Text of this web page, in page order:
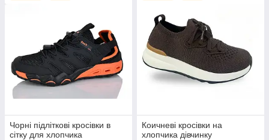
Чорні підліткові кросівки в
сітку для хлопчика
Коичневі кросівки на
хлопчика дівчинку